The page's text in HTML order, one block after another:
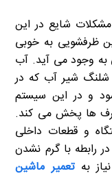
شایع در این
ظرفشویی به خوبی
به وجود می آید. آب
شلنگ شیر آب که در
و در این سیستم
ظرف ها پخش می کند.
و قطعات داخلی
رابطه با گرم نشدن
بهتعمیر ماشین